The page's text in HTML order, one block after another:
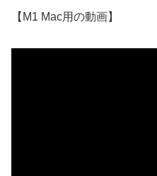
【M1 Mac用の動画】